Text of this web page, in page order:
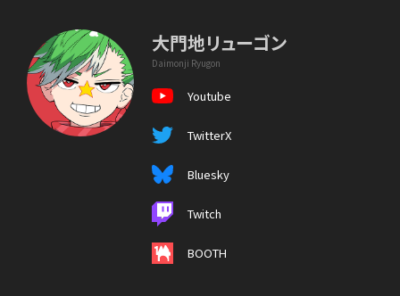
大門地リューゴン
Daimonji Ryugon
Youtube
TwitterX
Bluesky
Twitch
BOOTH